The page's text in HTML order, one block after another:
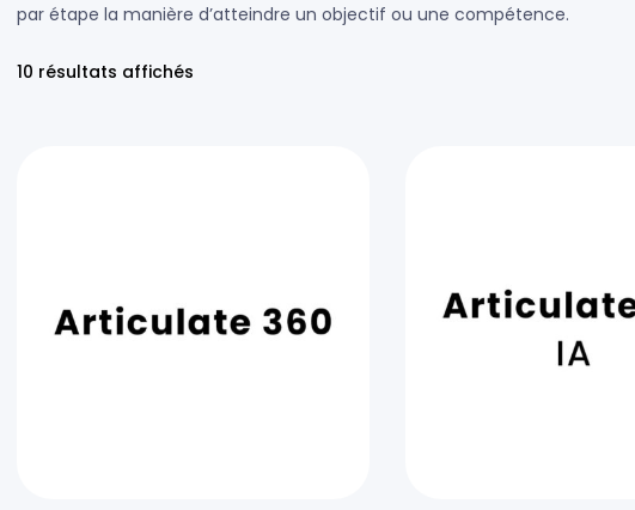
par étape la manière d’atteindre un objectif ou une compétence.
10 résultats affichés